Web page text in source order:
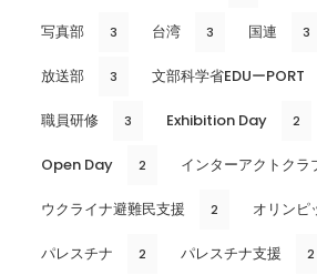
写真部 3 台湾 3 国連 3
放送部 3 文部科学省EDUーPORT
職員研修 3 Exhibition Day 2
Open Day 2 インターアクトクラ
ウクライナ避難民支援 2 オリンピ
パレスチナ 2 パレスチナ支援 2